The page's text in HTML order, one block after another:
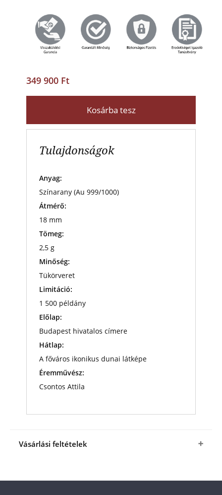
349 900 Ft
Kosárba tesz
Tulajdonságok
Anyag:
Színarany (Au 999/1000)
Átmérő:
18 mm
Tömeg:
2,5 g
Minőség:
Tükörveret
Limitáció:
1 500 példány
Előlap:
Budapest hivatalos címere
Hátlap:
A főváros ikonikus dunai látképe
Éremművész:
Csontos Attila
Vásárlási feltételek
készültSzínarany Budapestemlékérmet a fenti